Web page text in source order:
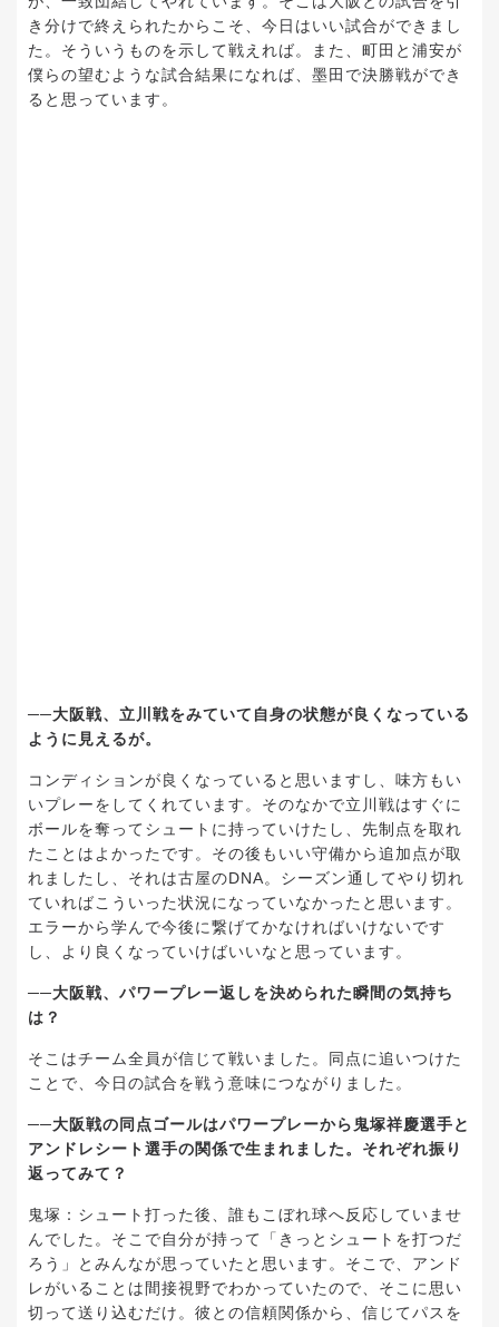
き分けで終えられたからこそ、今日はいい試合ができまし
た。そういうものを示して戦えれば。また、町田と浦安が
僕らの望むような試合結果になれば、墨田で決勝戦ができ
ると思っています。
──大阪戦、立川戦をみていて自身の状態が良くなっている
ように見えるが。
コンディションが良くなっていると思いますし、味方もい
いプレーをしてくれています。そのなかで立川戦はすぐに
ボールを奪ってシュートに持っていけたし、先制点を取れ
たことはよかったです。その後もいい守備から追加点が取
れましたし、それは古屋のDNA。シーズン通してやり切れ
ていればこういった状況になっていなかったと思います。
エラーから学んで今後に繋げてかなければいけないです
し、より良くなっていけばいいなと思っています。
──大阪戦、パワープレー返しを決められた瞬間の気持ち
は？
そこはチーム全員が信じて戦いました。同点に追いつけた
ことで、今日の試合を戦う意味につながりました。
──大阪戦の同点ゴールはパワープレーから鬼塚祥慶選手と
アンドレシート選手の関係で生まれました。それぞれ振り
返ってみて？
鬼塚：シュート打った後、誰もこぼれ球へ反応していませ
んでした。そこで自分が持って「きっとシュートを打つだ
ろう」とみんなが思っていたと思います。そこで、アンド
レがいることは間接視野でわかっていたので、そこに思い
切って送り込むだけ。彼との信頼関係から、信じてパスを